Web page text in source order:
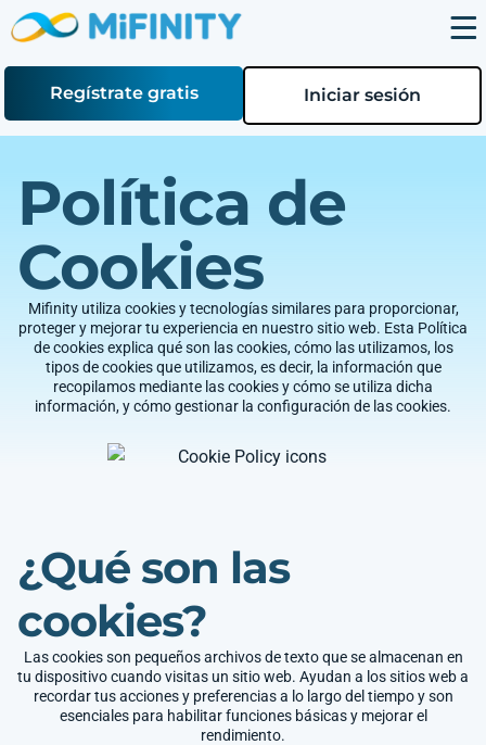
Regístrate gratis Iniciar sesión
Política de
Cookies
Mifinity utiliza cookies y tecnologías similares para proporcionar,
proteger y mejorar tu experiencia en nuestro sitio web. Esta Política
de cookies explica qué son las cookies, cómo las utilizamos, los
tipos de cookies que utilizamos, es decir, la información que
recopilamos mediante las cookies y cómo se utiliza dicha
información, y cómo gestionar la configuración de las cookies.
¿Qué son las
cookies?
Las cookies son pequeños archivos de texto que se almacenan en
tu dispositivo cuando visitas un sitio web. Ayudan a los sitios web a
recordar tus acciones y preferencias a lo largo del tiempo y son
esenciales para habilitar funciones básicas y mejorar el
rendimiento.